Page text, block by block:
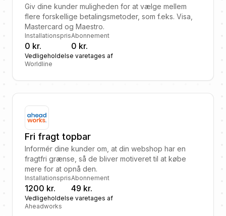
Giv dine kunder muligheden for at vælge mellem
flere forskellige betalingsmetoder, som f.eks. Visa,
Mastercard og Maestro.
Installationspris
0 kr.
Abonnement
0 kr.
Vedligeholdelse varetages af
Worldline
Fri fragt topbar
Informér dine kunder om, at din webshop har en
fragtfri grænse, så de bliver motiveret til at købe
mere for at opnå den.
Installationspris
1200 kr.
Abonnement
49 kr.
Vedligeholdelse varetages af
Aheadworks